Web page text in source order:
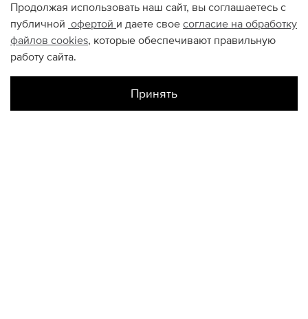
Продолжая использовать наш сайт, вы соглашаетесь с
публичной офертой и даете свое согласие на обработку
файлов cookies, которые обеспечивают правильную
работу сайта.
Принять